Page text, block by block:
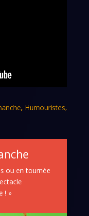
, Humouristes,
ou en tournée
! »